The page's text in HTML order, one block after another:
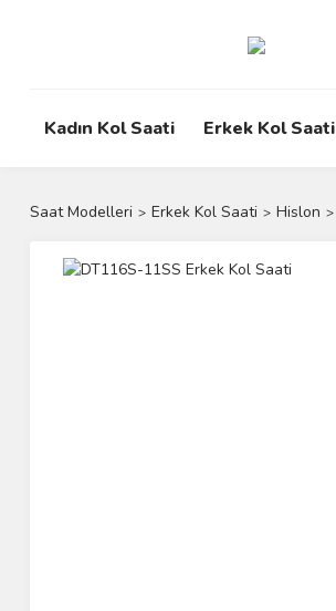
Kadın Kol Saati Erkek Kol Saati
Saat Modelleri Erkek Kol Saati Hislon